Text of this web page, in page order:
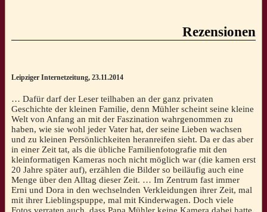
Rezensionen
Leipziger Internetzeitung, 23.11.2014
… Dafür darf der Leser teilhaben an der ganz privaten
Geschichte der kleinen Familie, denn Mühler scheint seine kleine
Welt von Anfang an mit der Faszination wahrgenommen zu
haben, wie sie wohl jeder Vater hat, der seine Lieben wachsen
und zu kleinen Persönlichkeiten heranreifen sieht. Da er das aber
in einer Zeit tat, als die übliche Familienfotografie mit den
kleinformatigen Kameras noch nicht möglich war (die kamen erst
20 Jahre später auf), erzählen die Bilder so beiläufig auch eine
Menge über den Alltag dieser Zeit. … Im Zentrum fast immer
Erni und Dora in den wechselnden Verkleidungen ihrer Zeit, mal
mit ihrer Lieblingspuppe, mal mit Kinderwagen. Doch viele